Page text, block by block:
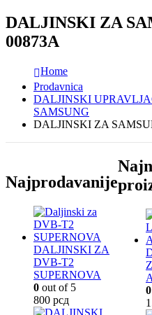
DALJINSKI ZA
00873A
Home
Prodavnica
DALJINSKI
SAMSUNG
DALJINSKI ZA
Najprodavanije
DALJINSKI ZA
DVB-T2
SUPERNOVA
0 out of 5
800 рсд
0